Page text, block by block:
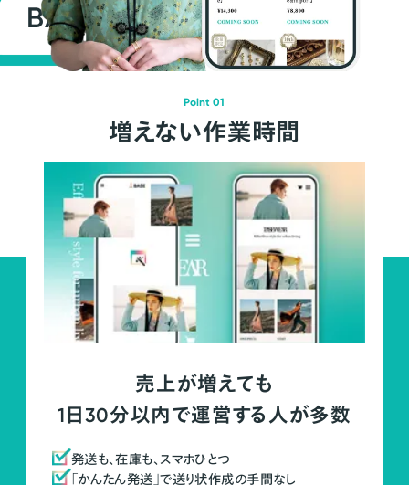
BASEが強い3つの理由
Point 01
増えない作業時間
売上が増えても
1日30分以内で運営する人が多数
発送も、在庫も、スマホひとつ
「かんたん発送」で送り状作成の手間なし